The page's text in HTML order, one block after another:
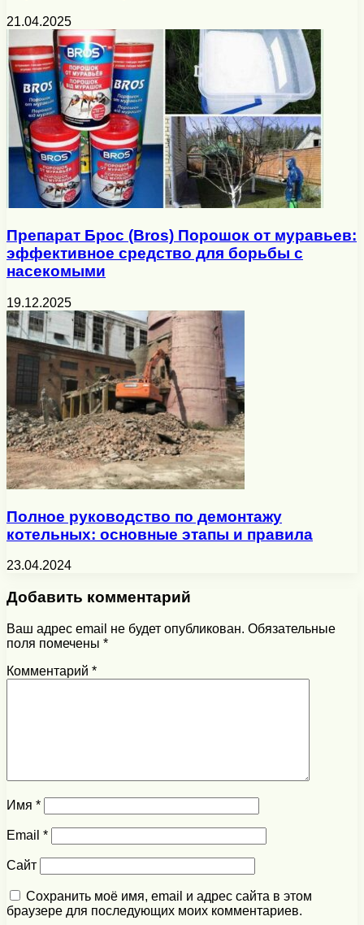
21.04.2025
Препарат Брос (Bros) Порошок от муравьев:
эффективное средство для борьбы с
насекомыми
19.12.2025
Полное руководство по демонтажу
котельных: основные этапы и правила
23.04.2024
Добавить комментарий
Ваш адрес email не будет опубликован. Обязательные
поля помечены *
Комментарий *
Имя *
Email *
Сайт
Сохранить моё имя, email и адрес сайта в этом
браузере для последующих моих комментариев.